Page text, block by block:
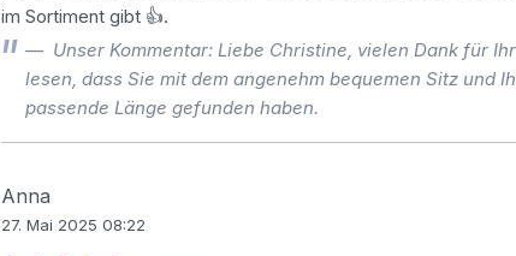
im Sortiment gibt 👍.
Unser Kommentar: Liebe Christine, vielen Dank für
lesen, dass Sie mit dem angenehm bequemen Sitz und
passende Länge gefunden haben.
Anna
27. Mai 2025 08:22